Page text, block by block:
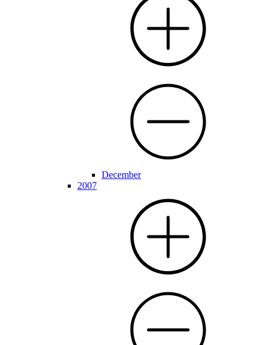
December
2007